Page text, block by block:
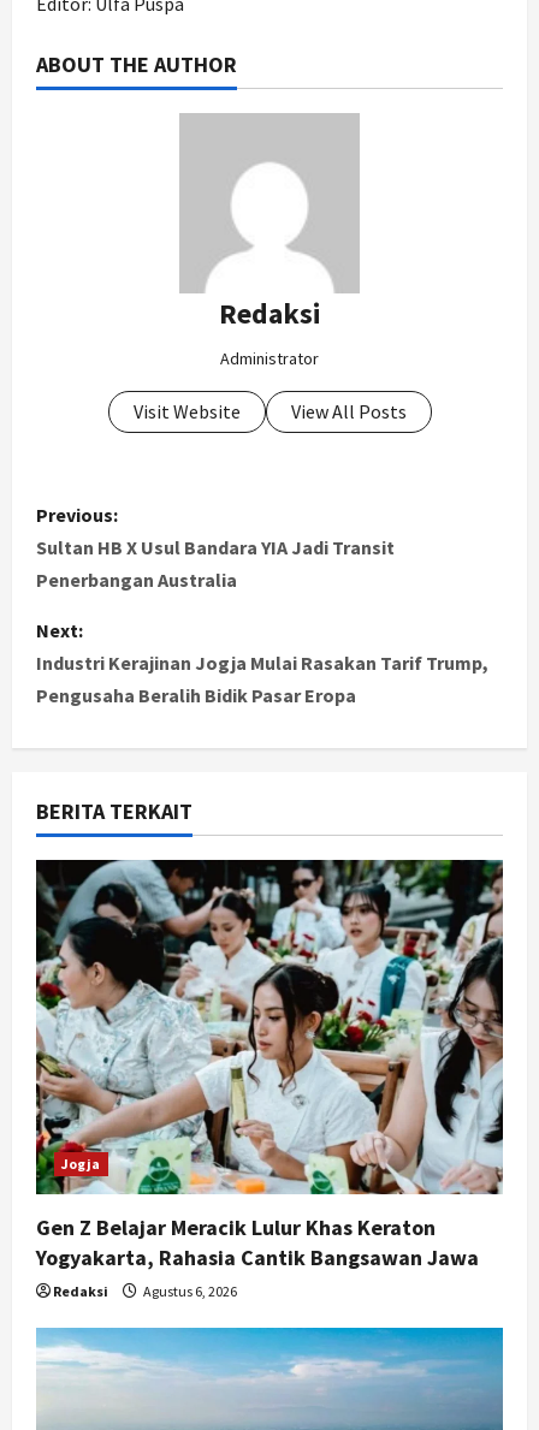
ABOUT THE AUTHOR
Redaksi
Administrator
Visit Website View All Posts
P
o
t
n
a
v
i
g
a
t
i
o
n
Previous:
Sultan HB X Usul Bandara YIA Jadi Transit
Penerbangan Australia
Next:
Industri Kerajinan Jogja Mulai Rasakan Tarif Trump,
Pengusaha Beralih Bidik Pasar Eropa
BERITA TERKAIT
Jogja
Gen Z Belajar Meracik Lulur Khas Keraton
Yogyakarta, Rahasia Cantik Bangsawan Jawa
Redaksi Agustus 6, 2026